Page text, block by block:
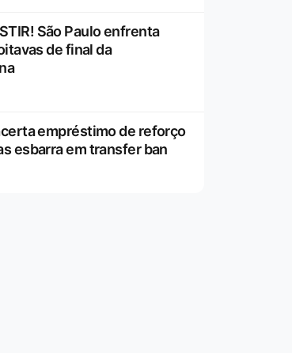
São Paulo enfrenta
de final da
empréstimo de reforço
esbarra em transfer ban